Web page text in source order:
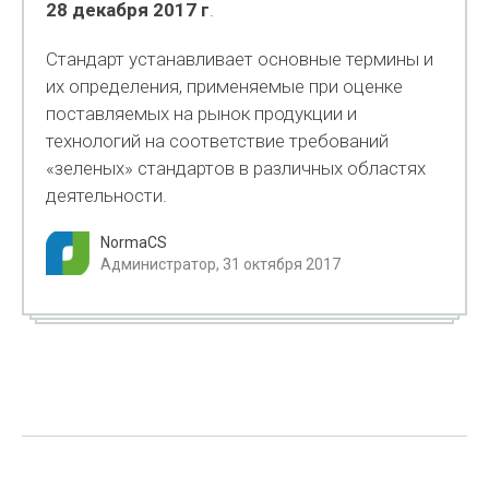
28 декабря 2017 г.
Стандарт устанавливает основные термины и
их определения, применяемые при оценке
поставляемых на рынок продукции и
технологий на соответствие требований
«зеленых» стандартов в различных областях
деятельности.
NormaCS
Администратор, 31 октября 2017